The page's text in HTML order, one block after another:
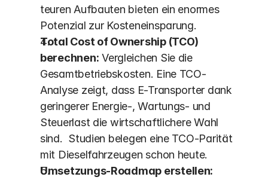
teuren Aufbauten bieten ein enormes
Potenzial zur Kosteneinsparung.
Total Cost of Ownership (TCO)
berechnen: Vergleichen Sie die
Gesamtbetriebskosten. Eine TCO-
Analyse zeigt, dass E-Transporter dank
geringerer Energie-, Wartungs- und
Steuerlast die wirtschaftlichere Wahl
sind.  Studien belegen eine TCO-Parität
mit Dieselfahrzeugen schon heute.
Umsetzungs-Roadmap erstellen: